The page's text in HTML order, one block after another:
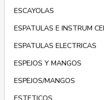
ESCAYOLAS
ESPATULAS E INSTRUM
ESPATULAS ELECTRICAS
ESPEJOS Y MANGOS
ESPEJOS/MANGOS